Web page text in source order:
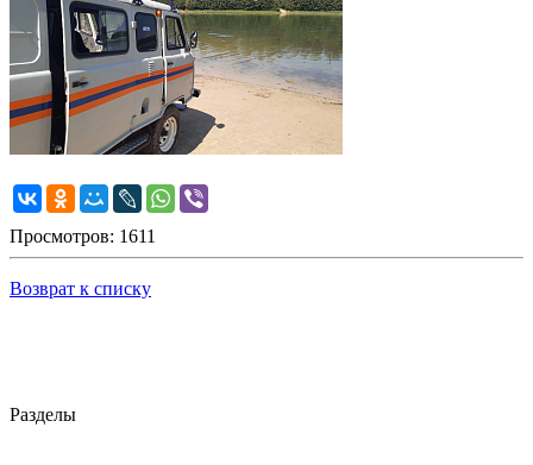
Просмотров: 1611
Возврат к списку
Разделы